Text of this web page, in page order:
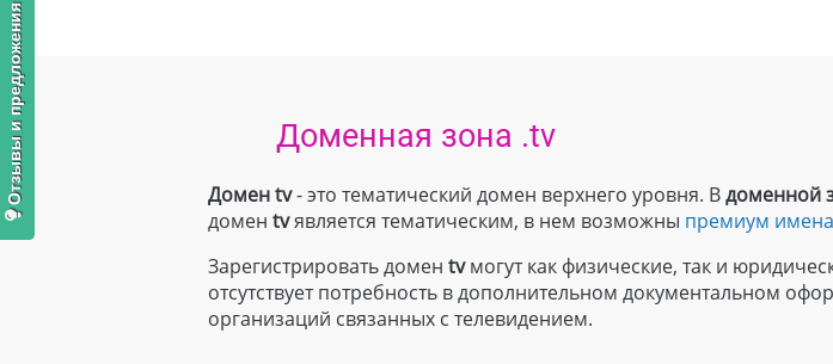
Доменная зона .tv
Домен tv- это тематический домен верхнего уровня. Вдоменной
доменtvявляется тематическим, в нем возможны премиум имена
Зарегистрировать доменtvмогут как физические, так и
отсутствует потребность в дополнительном документальном
организаций связанных с телевидением.
Отзывы и предложения